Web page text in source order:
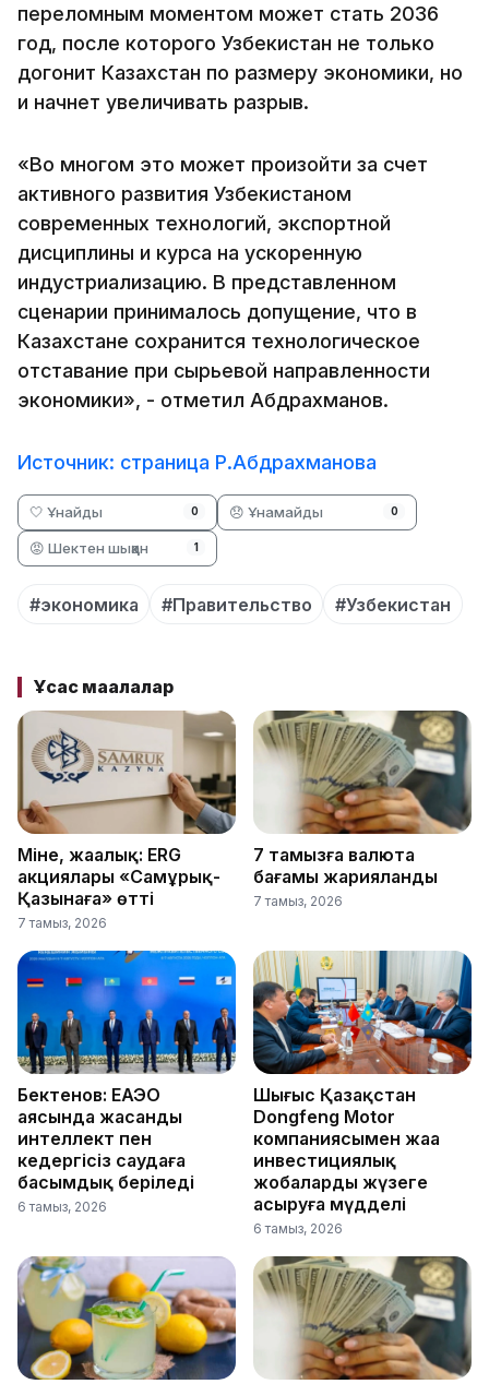
переломным моментом может стать 2036
год, после которого Узбекистан не только
догонит Казахстан по размеру экономики, но
и начнет увеличивать разрыв.
«Во многом это может произойти за счет
активного развития Узбекистаном
современных технологий, экспортной
дисциплины и курса на ускоренную
индустриализацию. В представленном
сценарии принималось допущение, что в
Казахстане сохранится технологическое
отставание при сырьевой направленности
экономики», - отметил Абдрахманов.
Источник: страница Р.Абдрахманова
🤍 Ұнайды 0 😞 Ұнамайды 0
😡 Шектен шыққан 1
#экономика #Правительство #Узбекистан
Ұқсас мақалалар
Міне, жаңалық: ERG
акциялары «Самұрық-
Қазынаға» өтті
7 тамыз, 2026
7 тамызға валюта
бағамы жарияланды
7 тамыз, 2026
Бектенов: ЕАЭО
аясында жасанды
интеллект пен
кедергісіз саудаға
басымдық беріледі
6 тамыз, 2026
Шығыс Қазақстан
Dongfeng Motor
компаниясымен жаңа
инвестициялық
жобаларды жүзеге
асыруға мүдделі
6 тамыз, 2026